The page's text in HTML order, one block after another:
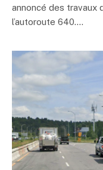
annoncé des travaux
l’autoroute 640.…